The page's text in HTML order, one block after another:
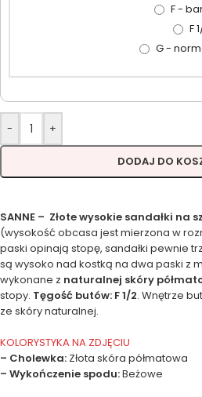
F -
F
G -
- +
DODAJ DO
SANNE – Złote wysokie sandałki na
(wysokość obcasa jest mierzona w
paski opinają stopę, sandałki pewnie
są wysoko nad kostką na dwa paski z
wykonane z naturalnej skóry
stopy. Tęgość butów: F 1/2. Wnętrze
ze skóry naturalnej.
KOLORYSTYKA NA ZDJĘCIU
– Cholewka: Złota skóra półmatowa
– Wykończenie spodu:Beżowe